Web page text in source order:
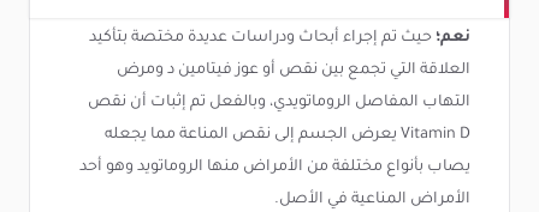
نعم؛ حيث تم إجراء أبحاث ودراسات عديدة مختصة بتأكيد
العلاقة التي تجمع بين نقص أو عوز فيتامين د ومرض
التهاب المفاصل الروماتويدي، وبالفعل تم إثبات أن نقص
Vitamin D يعرض الجسم إلى نقص المناعة مما يجعله
يصاب بأنواع مختلفة من الأمراض منها الروماتويد وهو أحد
الأمراض المناعية في الأصل.